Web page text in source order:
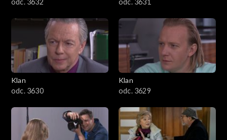
odc. 3632
odc. 3631
Klan
odc. 3630
Klan
odc. 3629